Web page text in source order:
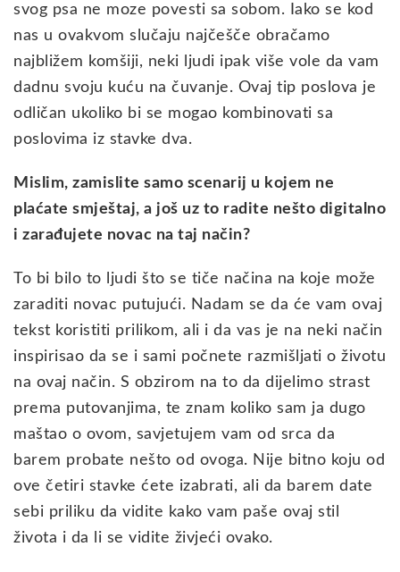
svog psa ne moze povesti sa sobom. Iako se kod
nas u ovakvom slučaju najčešče obračamo
najbližem komšiji, neki ljudi ipak više vole da vam
dadnu svoju kuću na čuvanje. Ovaj tip poslova je
odličan ukoliko bi se mogao kombinovati sa
poslovima iz stavke dva.
Mislim, zamislite samo scenarij u kojem ne
plaćate smještaj, a još uz to radite nešto digitalno
i zarađujete novac na taj način?
To bi bilo to ljudi što se tiče načina na koje može
zaraditi novac putujući. Nadam se da će vam ovaj
tekst koristiti prilikom, ali i da vas je na neki način
inspirisao da se i sami počnete razmišljati o životu
na ovaj način. S obzirom na to da dijelimo strast
prema putovanjima, te znam koliko sam ja dugo
maštao o ovom, savjetujem vam od srca da
barem probate nešto od ovoga. Nije bitno koju od
ove četiri stavke ćete izabrati, ali da barem date
sebi priliku da vidite kako vam paše ovaj stil
života i da li se vidite živjeći ovako.